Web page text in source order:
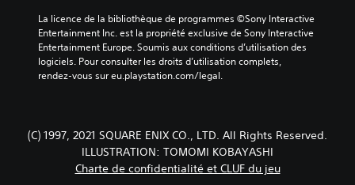
La licence de la bibliothèque de programmes ©Sony Interactive
Entertainment Inc. est la propriété exclusive de Sony Interactive
Entertainment Europe. Soumis aux conditions d’utilisation des
logiciels. Pour consulter les droits d’utilisation complets,
rendez-vous sur eu.playstation.com/legal.
(C) 1997, 2021 SQUARE ENIX CO., LTD. All Rights Reserved.
ILLUSTRATION: TOMOMI KOBAYASHI
Charte de confidentialité et CLUF du jeu